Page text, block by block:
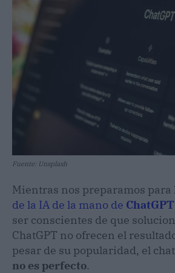
Fuente: Unsplash
Mientras nos preparamos para
de la IA de la mano de ChatGPT
ser conscientes de que
ChatGPT no ofrecen el
pesar de su popularidad, el
no es perfecto.